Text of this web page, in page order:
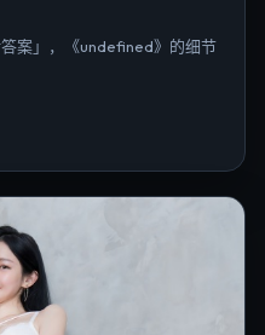
案」，《undefined》的细节